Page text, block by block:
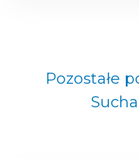
Pozostałe